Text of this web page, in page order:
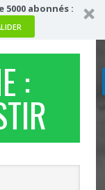
abonnés :
: